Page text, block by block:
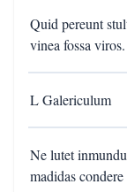
Quid pereunt
vinea fossa viros.
L Galericulum
Ne lutet
madidas